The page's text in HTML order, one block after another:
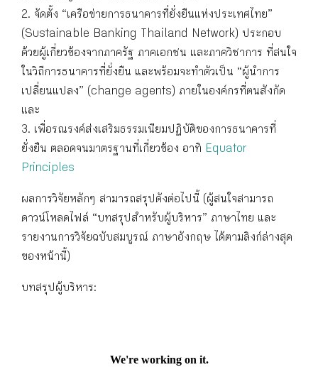
2. จัดตั้ง “เครือข่ายการธนาคารที่ยั่งยืนแห่งประเทศไทย”
(Sustainable Banking Thailand Network) ประกอบ
ด้วยผู้เกี่ยวข้องจากภาครัฐ ภาคเอกชน และภาควิชาการ ที่สนใจ
ในวิถีการธนาคารที่ยั่งยืน และพร้อมจะทำตัวเป็น “ผู้นำการ
เปลี่ยนแปลง” (change agents) ภายในองค์กรที่ตนสังกัด
และ
3. เพื่อรณรงค์ส่งเสริมธรรมเนียมปฏิบัติของการธนาคารที่
ยั่งยืน ตลอดจนมาตรฐานที่เกี่ยวข้อง อาทิ Equator
Principles
ผลการวิจัยหลักๆ สามารถสรุปดังต่อไปนี้ (ผู้สนใจสามารถ
ดาวน์โหลดไฟล์ “บทสรุปสำหรับผู้บริหาร” ภาษาไทย และ
รายงานการวิจัยฉบับสมบูรณ์ ภาษาอังกฤษ ได้ตามลิงก์ล่างสุด
ของหน้านี้)
บทสรุปผู้บริหาร: